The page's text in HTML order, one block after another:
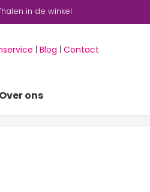
in de winkel
Blog Contact
Over ons